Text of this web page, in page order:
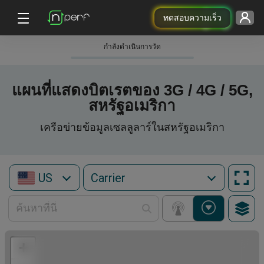
ทดสอบความเร็ว
กําลังดําเนินการวัด
แผนที่แสดงบิตเรตของ 3G / 4G / 5G,
สหรัฐอเมริกา
เครือข่ายข้อมูลเซลลูลาร์ในสหรัฐอเมริกา
US